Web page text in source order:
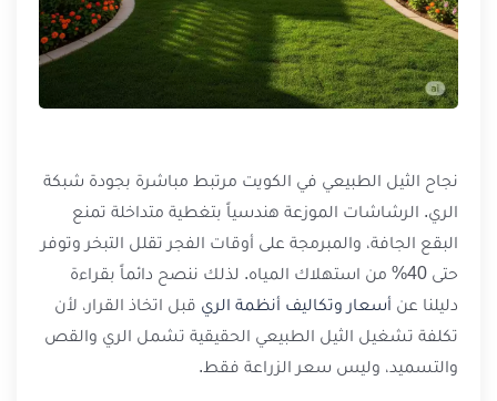
نجاح الثيل الطبيعي في الكويت مرتبط مباشرة بجودة شبكة
الري. الرشاشات الموزعة هندسياً بتغطية متداخلة تمنع
البقع الجافة، والمبرمجة على أوقات الفجر تقلل التبخر وتوفر
حتى 40% من استهلاك المياه. لذلك ننصح دائماً بقراءة
دليلنا عن أسعار وتكاليف أنظمة الري قبل اتخاذ القرار، لأن
تكلفة تشغيل الثيل الطبيعي الحقيقية تشمل الري والقص
والتسميد، وليس سعر الزراعة فقط.